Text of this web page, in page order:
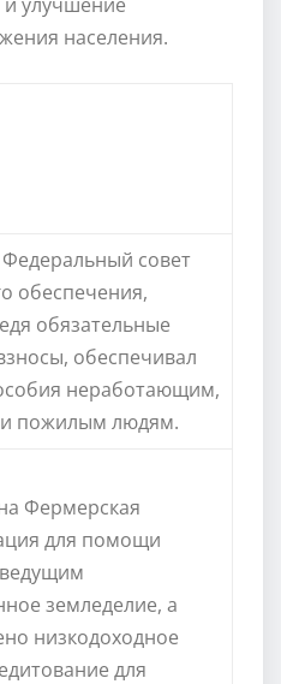
населения.
совет
обеспечения,
обязательные
обеспечивал
неработающим,
пожилым людям.
Фермерская
для помощи
земледелие, а
низкодоходное
для